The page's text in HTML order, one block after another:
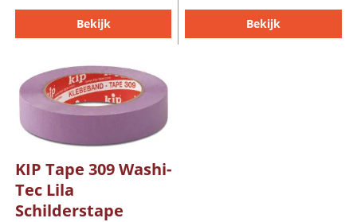
Bekijk Bekijk
KIP Tape 309 Washi-
Tec Lila
Schilderstape